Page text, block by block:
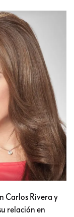
Carlos Rivera y
relación en